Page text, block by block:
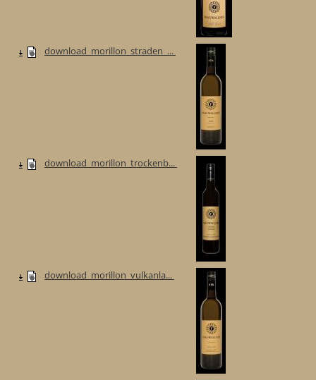
download_morillon_straden_...
download_morillon_trockenb...
download_morillon_vulkanla...